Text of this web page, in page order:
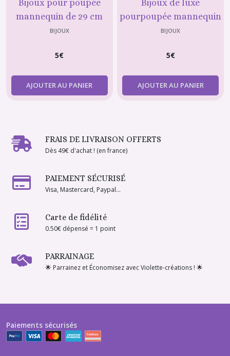
Bijoux pour poupée
mannequin de 29 cm
(type Barbie) : Collier en
toupie en cristal bronze
BIJOUX
5€
AJOUTER AU PANIER
Bijoux de luxe
pourpoupée mannequin
de 29 cm (type Barbie) :
boucles d'oreille perle
BIJOUX
5€
AJOUTER AU PANIER
FRAIS DE LIVRAISON OFFERTS
Dès 49€ d'achat ! (en france)
PAIEMENT SÉCURISÉ
Visa, Mastercard, Paypal...
Carte de fidélité
0.50€ dépensé = 1 point
PARRAINAGE
🌟 Parrainez et Économisez avec Violette-créations ! 🌟
Paiements sécurisés